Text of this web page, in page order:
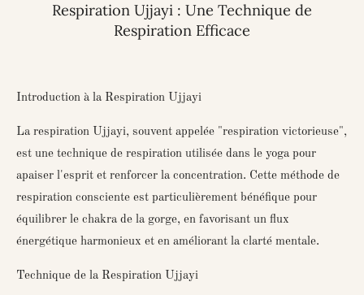
Respiration Ujjayi : Une Technique de
Respiration Efficace
Introduction à la Respiration Ujjayi
La respiration Ujjayi, souvent appelée "respiration victorieuse",
est une technique de respiration utilisée dans le yoga pour
apaiser l'esprit et renforcer la concentration. Cette méthode de
respiration consciente est particulièrement bénéfique pour
équilibrer le chakra de la gorge, en favorisant un flux
énergétique harmonieux et en améliorant la clarté mentale.
Technique de la Respiration Ujjayi